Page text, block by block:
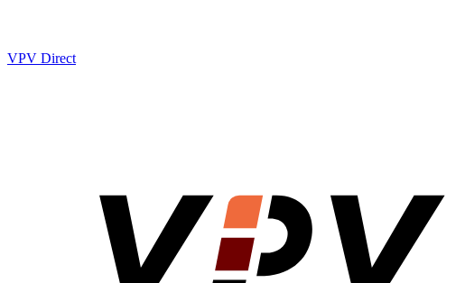
VPV Direct